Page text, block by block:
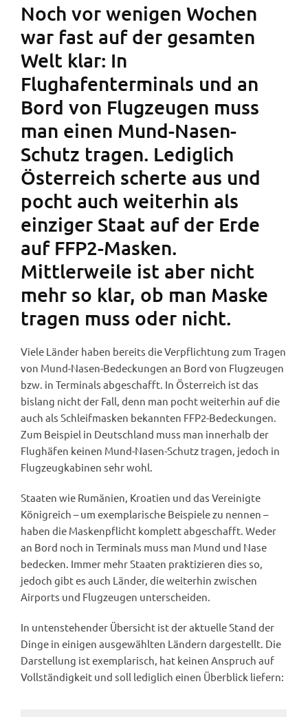
Noch vor wenigen Wochen
war fast auf der gesamten
Welt klar: In
Flughafenterminals und an
Bord von Flugzeugen muss
man einen Mund-Nasen-
Schutz tragen. Lediglich
Österreich scherte aus und
pocht auch weiterhin als
einziger Staat auf der Erde
auf FFP2-Masken.
Mittlerweile ist aber nicht
mehr so klar, ob man Maske
tragen muss oder nicht.
Viele Länder haben bereits die Verpflichtung zum Tragen
von Mund-Nasen-Bedeckungen an Bord von Flugzeugen
bzw. in Terminals abgeschafft. In Österreich ist das
bislang nicht der Fall, denn man pocht weiterhin auf die
auch als Schleifmasken bekannten FFP2-Bedeckungen.
Zum Beispiel in Deutschland muss man innerhalb der
Flughäfen keinen Mund-Nasen-Schutz tragen, jedoch in
Flugzeugkabinen sehr wohl.
Staaten wie Rumänien, Kroatien und das Vereinigte
Königreich – um exemplarische Beispiele zu nennen –
haben die Maskenpflicht komplett abgeschafft. Weder
an Bord noch in Terminals muss man Mund und Nase
bedecken. Immer mehr Staaten praktizieren dies so,
jedoch gibt es auch Länder, die weiterhin zwischen
Airports und Flugzeugen unterscheiden.
In untenstehender Übersicht ist der aktuelle Stand der
Dinge in einigen ausgewählten Ländern dargestellt. Die
Darstellung ist exemplarisch, hat keinen Anspruch auf
Vollständigkeit und soll lediglich einen Überblick liefern: